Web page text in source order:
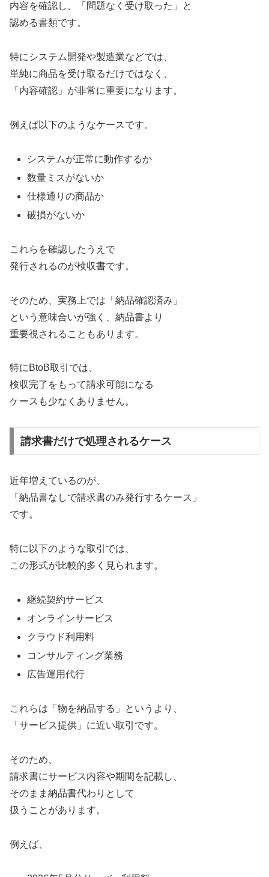
内容を確認し、「問題なく受け取った」と
認める書類です。
特にシステム開発や製造業などでは、
単純に商品を受け取るだけではなく、
「内容確認」が非常に重要になります。
例えば以下のようなケースです。
システムが正常に動作するか
数量ミスがないか
仕様通りの商品か
破損がないか
これらを確認したうえで
発行されるのが検収書です。
そのため、実務上では「納品確認済み」
という意味合いが強く、納品書より
重要視されることもあります。
特にBtoB取引では、
検収完了をもって請求可能になる
ケースも少なくありません。
請求書だけで処理されるケース
近年増えているのが、
「納品書なしで請求書のみ発行するケース」
です。
特に以下のような取引では、
この形式が比較的多く見られます。
継続契約サービス
オンラインサービス
クラウド利用料
コンサルティング業務
広告運用代行
これらは「物を納品する」というより、
「サービス提供」に近い取引です。
そのため、
請求書にサービス内容や期間を記載し、
そのまま納品書代わりとして
扱うことがあります。
例えば、